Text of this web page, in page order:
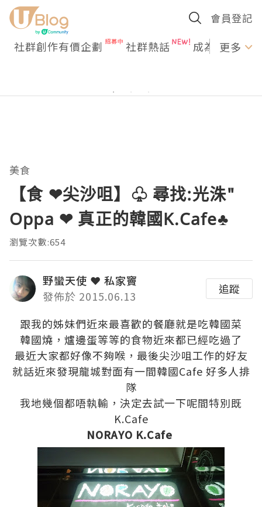
會員登記
社群創作有價企劃 社群熱話 成為U更多
美食
【食 ❤尖沙咀】♧ 尋找:光洙"
Oppa ❤ 真正的韓國K.Cafe♣
瀏覽次數:654
野蠻天使 ❤ 私家竇
發佈於 2015.06.13
追蹤
跟我的姊妹們近來最喜歡的餐廳就是吃韓國菜
韓國燒，爐邊蛋等等的食物近來都已經吃過了
最近大家都好像不夠喉，最後尖沙咀工作的好友
就話近來發現龍城對面有一間韓國Cafe 好多人排
隊
我地幾個都唔執輸，決定去試一下呢間特別既
K.Cafe
NORAYO K.Cafe